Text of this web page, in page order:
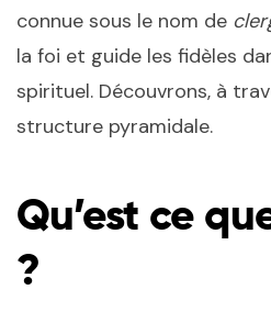
connue sous le nom de
la foi et guide les fidèles
spirituel. Découvrons, à
structure pyramidale.
Qu’est ce
?